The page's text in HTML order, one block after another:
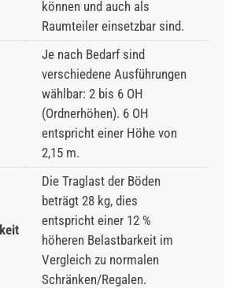
können und auch als
Raumteiler einsetzbar sind.
Je nach Bedarf sind
verschiedene Ausführungen
wählbar: 2 bis 6 OH
(Ordnerhöhen). 6 OH
entspricht einer Höhe von
2,15 m.
Die Traglast der Böden
beträgt 28 kg, dies
entspricht einer 12 %
höheren Belastbarkeit im
Vergleich zu normalen
Schränken/Regalen.